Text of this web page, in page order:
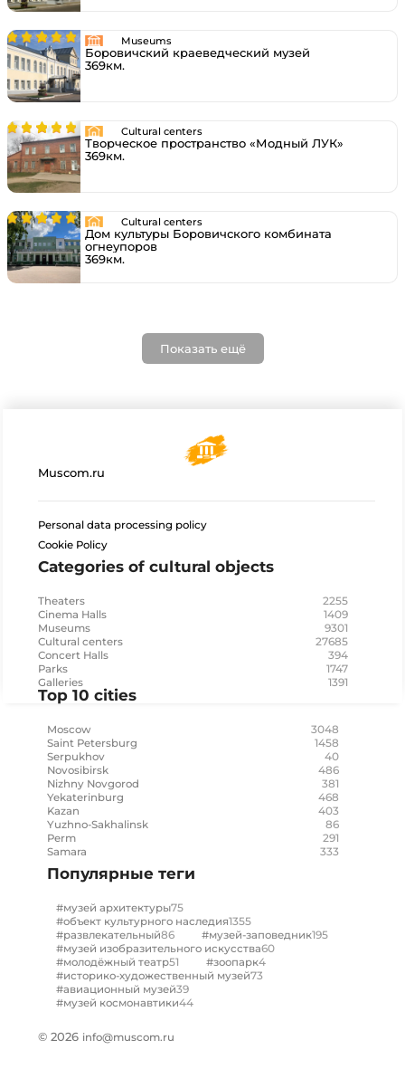
Museums
Боровичский краеведческий музей
369км.
Cultural centers
Творческое пространство «Модный ЛУК»
369км.
Cultural centers
Дом культуры Боровичского комбината
огнеупоров
369км.
Показать ещё
Muscom.ru
Personal data processing policy
Cookie Policy
Categories of cultural objects
Theaters 2255
Cinema Halls 1409
Museums 9301
Cultural centers 27685
Concert Halls 394
Parks 1747
Galleries 1391
Top 10 cities
Moscow 3048
Saint Petersburg 1458
Serpukhov 40
Novosibirsk 486
Nizhny Novgorod 381
Yekaterinburg 468
Kazan 403
Yuzhno-Sakhalinsk 86
Perm 291
Samara 333
Популярные теги
#музей архитектуры75
#объект культурного наследия1355
#развлекательный86 #музей-заповедник195
#музей изобразительного искусства60
#молодёжный театр51 #зоопарк4
#историко-художественный музей73
#авиационный музей39
#музей космонавтики44
© 2026 info@muscom.ru